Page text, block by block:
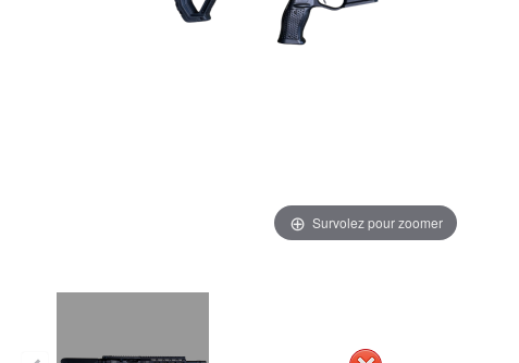
Survolez pour zoomer